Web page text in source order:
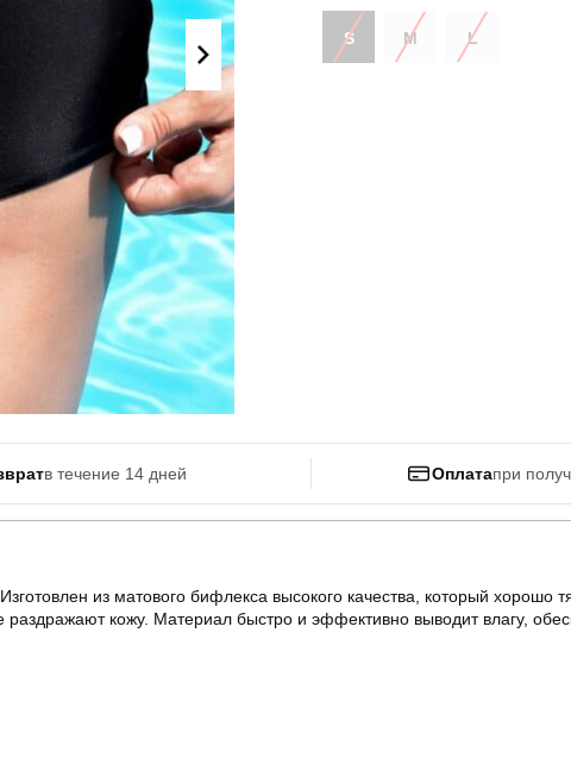
Сорочки
Футболки
Майка
ХУДІ, СВІТШОТИ, СВЕТРИ
Кофти
Светри
Світшоти
Худі
Боди
S M L
в течение 14 дней Оплатапри
из матового бифлекса высокого качества, который хорошо
кожу. Материал быстро и эффективно выводит влагу,